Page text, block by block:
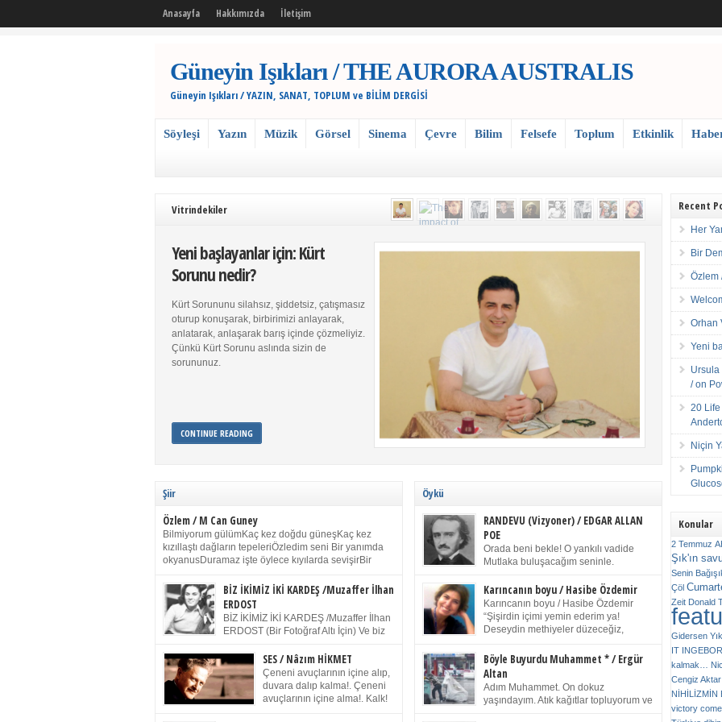
Anasayfa Hakkımızda İletişim
Güneyin Işıkları / THE AURORA AUSTRALIS
Güneyin Işıkları / YAZIN, SANAT, TOPLUM ve BİLİM DERGİSİ
Söyleşi Yazın Müzik Görsel Sinema Çevre Bilim Felsefe Toplum Etkinlik
Vitrindekiler
Yeni başlayanlar için: Kürt
Sorunu nedir?
Kürt Sorununu silahsız, şiddetsiz, çatışmasız
oturup konuşarak, birbirimizi anlayarak,
anlatarak, anlaşarak barış içinde çözmeliyiz.
Çünkü Kürt Sorunu aslında sizin de
sorununuz.
CONTINUE READING
Şiir
Özlem / M Can Guney
Bilmiyorum gülümKaç kez doğdu güneşKaç kez
kızıllaştı dağların tepeleriÖzledim seni Bir yanımda
okyanusDuramaz işte öylece kıyılarda sevişirBir
dururSokulur yalnızlığıma kokun olur Gözlerim bir
buruk gülümsemeDudağımda buğusu
öpüşlerinGeceler boyuÖzledim seni 2004 Haziran
Sydney / Toplumsal Kaynak / Memduh Güney
BİZ İKİMİZ İKİ KARDEŞ /Muzaffer İlhan
ERDOST
BİZ İKİMİZ İKİ KARDEŞ /Muzaffer İlhan
ERDOST (Bir Fotoğraf Altı İçin) Ve biz
Duracağız Fotoğrafımızda durduğumuz gibi Benim
ellerimde kelepçe Yüzümde yapay bir gülüş
(Kelepçeyi yadırgamanın gülüşü belki İlk kez olduğu
için Sonra alıştım Ve unuttum sonra kelepçeyi
SES / Nâzım HİKMET
Çeneni avuçlarının içine alıp,
duvara dalıp kalma!. Çeneni
avuçlarının içine alma!. Kalk!
Öykü
RANDEVU (Vizyoner) / EDGAR ALLAN
POE
Orada beni bekle! O yankılı vadide
Mutlaka buluşacağım seninle.
karısının ölümü üstüne yazdığı ağıt.) Talihsiz ve
gizemli adam! – Sen ki kendi hayal gücünün
parlaklığıyla afalladın, gençliğinin alevleri arasına
düştün! Hayalimde seni tekrar görüyorum! Bir kez
olduğun gibi değil soğuk vadide ve gölgelerin […]
Karıncanın boyu / Hasibe Özdemir
Karıncanın boyu / Hasibe Özdemir
“Şişirdin içimi yemin ederim ya!
Deseydin methiyeler düzeceğiz,
titriyor. “Sana gel demedim kızım.” diyorum sakince.
“Takıldın peşime madem, ne duyarsan
katlanacaksın.” Bir sigara yakıyor. Başını yana yatırıp,
bezmiş annelerin yılgın bakışıyla süzüyor beni.
Kaşlarımı kaldırıp ona bakıyorum ben de. Pes ediyor.
Böyle Buyurdu Muhammet * / Ergür
Altan
Adım Muhammet. On dokuz
yaşındayım. Atık kağıtlar topluyorum ve
Recent
Her
Bir
Özlem
Orhan
Yeni
Ursula
/ on
20
Niçin
Konular
2 Temmuz
Şık'ın
Senin
Çöl
Zeit Donald
Gidersen
IT
kalmak…
Cengiz Aktar
NİHİLİZMİN
victory